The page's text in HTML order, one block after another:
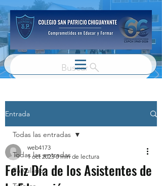
Buscar
Entrada
Todas las entradas
Parvulario
Todas las entradas
Feliz Día de los Asistentes de
web4173
1 oct 2023 0 min de lectura